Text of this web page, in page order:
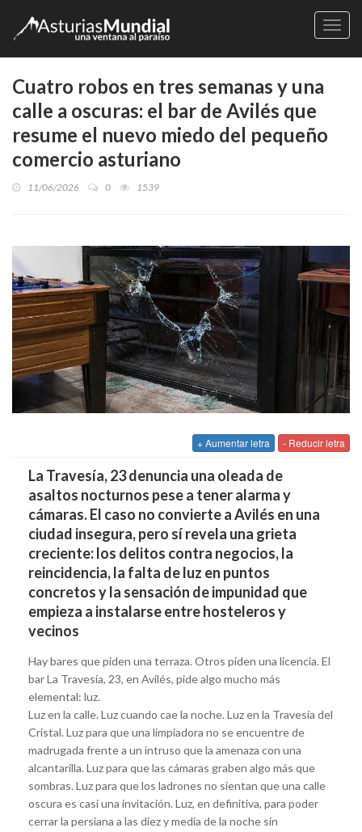
Cuatro robos en tres semanas y una
calle a oscuras: el bar de Avilés que
resume el nuevo miedo del pequeño
comercio asturiano
11/06/2026 0 1539
+ Aumentar letra - Reducir letra
La Travesía, 23 denuncia una oleada de
asaltos nocturnos pese a tener alarma y
cámaras. El caso no convierte a Avilés en una
ciudad insegura, pero sí revela una grieta
creciente: los delitos contra negocios, la
reincidencia, la falta de luz en puntos
concretos y la sensación de impunidad que
empieza a instalarse entre hosteleros y
vecinos
Hay bares que piden una terraza. Otros piden una licencia. El
bar La Travesía, 23, en Avilés, pide algo mucho más
elemental: luz.
Luz en la calle. Luz cuando cae la noche. Luz en la Travesía del
Cristal. Luz para que una limpiadora no se encuentre de
madrugada frente a un intruso que la amenaza con una
alcantarilla. Luz para que las cámaras graben algo más que
sombras. Luz para que los ladrones no sientan que una calle
oscura es casi una invitación. Luz, en definitiva, para poder
cerrar la persiana a las diez y media de la noche sin